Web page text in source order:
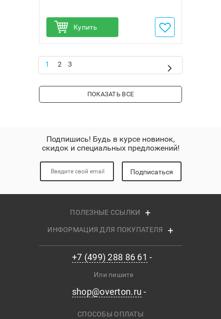
Купить
Добавить в избранное
1 2 3
ПОКАЗАТЬ ВСЕ
Подпишись! Будь в курсе новинок,
скидок и специальных предложений!
Подписаться
ПОЛЕЗНЫЕ ССЫЛКИ
ИНФОРМАЦИЯ ДЛЯ ПОКУПАТЕЛЯ
+7 (499) 288 86 61
Или пишите
shop@overton.ru
СПОСОБЫ ОПЛАТЫ